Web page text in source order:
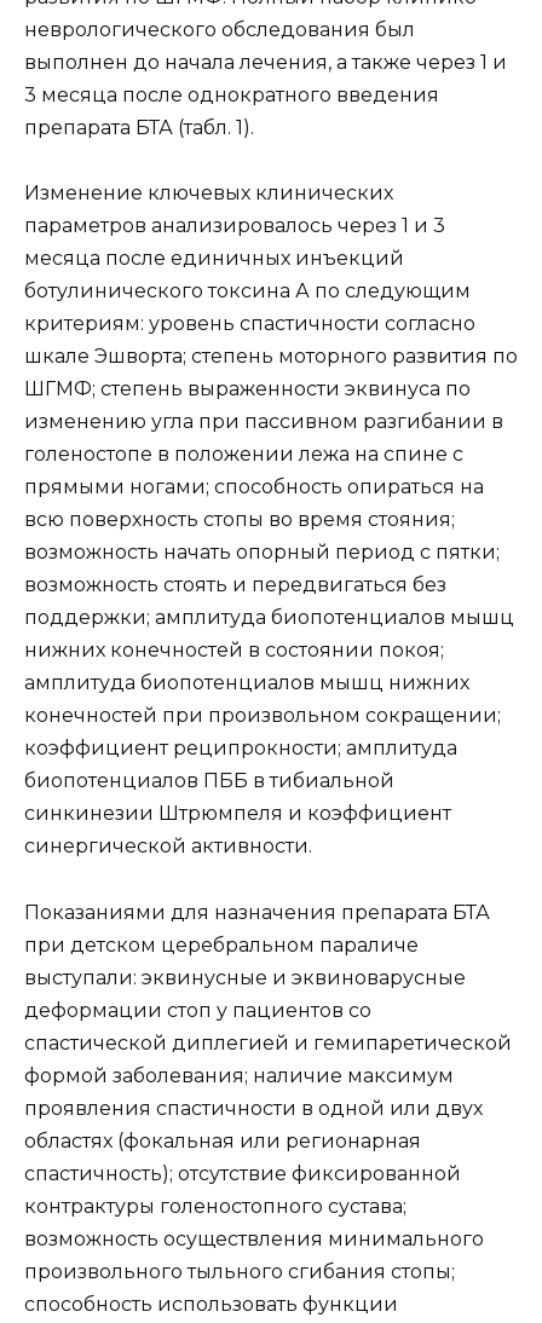
неврологического обследования был
выполнен до начала лечения, а также через 1 и
3 месяца после однократного введения
препарата БТА (табл. 1).
Изменение ключевых клинических
параметров анализировалось через 1 и 3
месяца после единичных инъекций
ботулинического токсина А по следующим
критериям: уровень спастичности согласно
шкале Эшворта; степень моторного развития по
ШГМФ; степень выраженности эквинуса по
изменению угла при пассивном разгибании в
голеностопе в положении лежа на спине с
прямыми ногами; способность опираться на
всю поверхность стопы во время стояния;
возможность начать опорный период с пятки;
возможность стоять и передвигаться без
поддержки; амплитуда биопотенциалов мышц
нижних конечностей в состоянии покоя;
амплитуда биопотенциалов мышц нижних
конечностей при произвольном сокращении;
коэффициент реципрокности; амплитуда
биопотенциалов ПББ в тибиальной
синкинезии Штрюмпеля и коэффициент
синергической активности.
Показаниями для назначения препарата БТА
при детском церебральном параличе
выступали: эквинусные и эквиноварусные
деформации стоп у пациентов со
спастической диплегией и гемипаретической
формой заболевания; наличие максимум
проявления спастичности в одной или двух
областях (фокальная или регионарная
спастичность); отсутствие фиксированной
контрактуры голеностопного сустава;
возможность осуществления минимального
произвольного тыльного сгибания стопы;
способность использовать функции